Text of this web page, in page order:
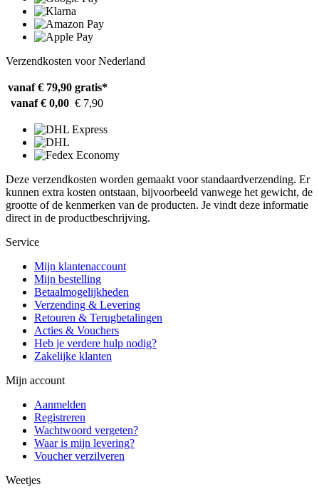
Verzendkosten voor Nederland
vanaf € 79,90 gratis*
vanaf € 0,00 € 7,90
Deze verzendkosten worden gemaakt voor standaardverzending. Er
kunnen extra kosten ontstaan, bijvoorbeeld vanwege het gewicht, de
grootte of de kenmerken van de producten. Je vindt deze informatie
direct in de productbeschrijving.
Service
Mijn klantenaccount
Mijn bestelling
Betaalmogelijkheden
Verzending & Levering
Retouren & Terugbetalingen
Acties & Vouchers
Heb je verdere hulp nodig?
Zakelijke klanten
Mijn account
Aanmelden
Registreren
Wachtwoord vergeten?
Waar is mijn levering?
Voucher verzilveren
Weetjes